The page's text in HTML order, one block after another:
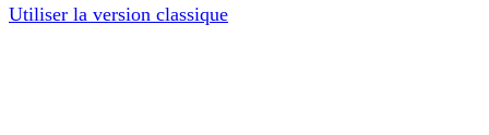
Utiliser la version classique